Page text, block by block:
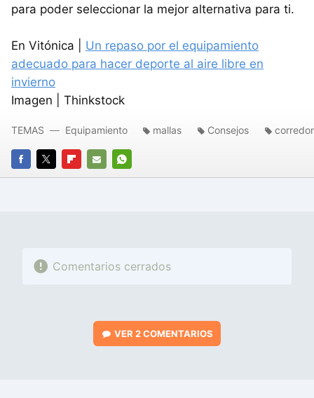
para poder seleccionar la mejor alternativa para ti.
En Vitónica | Un repaso por el equipamiento
adecuado para hacer deporte al aire libre en
invierno
Imagen | Thinkstock
FACEBOOK
TWITTERFLIPBOARD
E-
WHATSAPP
TEMAS Equipamiento mallas Consejos
Comentarios cerrados
VER2 COMENTARIOS